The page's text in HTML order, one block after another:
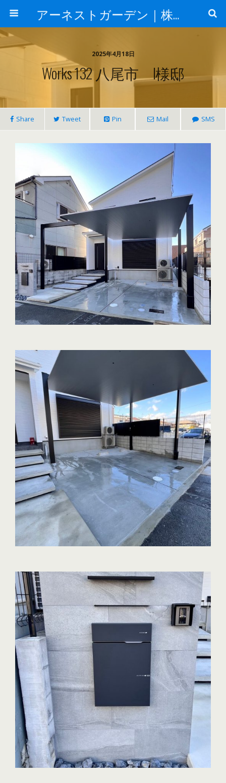
アーネストガーデン｜株式会社三栄建設
2025年4月18日
Works 132 八尾市 I様邸
Share Tweet Pin Mail SMS